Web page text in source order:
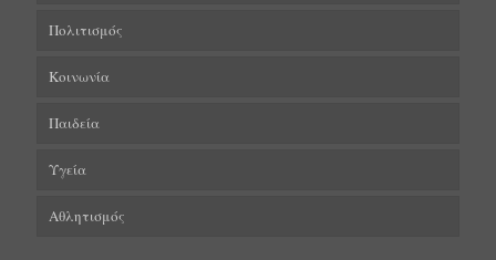
Πολιτισμός
Κοινωνία
Παιδεία
Υγεία
Αθλητισμός